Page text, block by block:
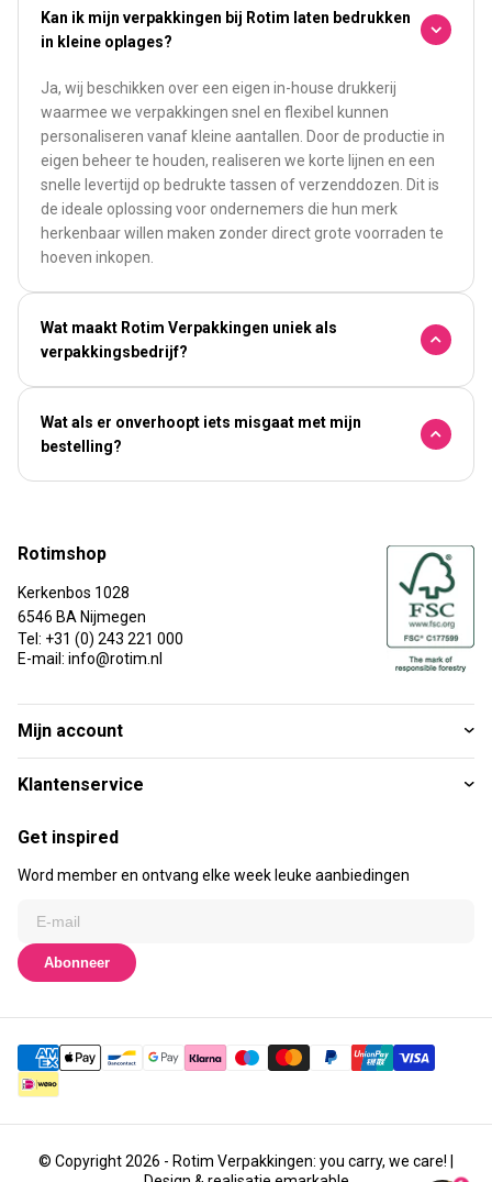
Kan ik mijn verpakkingen bij Rotim laten bedrukken
in kleine oplages?
Ja, wij beschikken over een eigen in-house drukkerij
waarmee we verpakkingen snel en flexibel kunnen
personaliseren vanaf kleine aantallen. Door de productie in
eigen beheer te houden, realiseren we korte lijnen en een
snelle levertijd op bedrukte tassen of verzenddozen. Dit is
de ideale oplossing voor ondernemers die hun merk
herkenbaar willen maken zonder direct grote voorraden te
hoeven inkopen.
Wat maakt Rotim Verpakkingen uniek als
verpakkingsbedrijf?
Wat als er onverhoopt iets misgaat met mijn
bestelling?
Rotimshop
Kerkenbos 1028
6546 BA Nijmegen
Tel: +31 (0) 243 221 000
E-mail: info@rotim.nl
Mijn account
Klantenservice
Get inspired
Word member en ontvang elke week leuke aanbiedingen
Abonneer
© Copyright 2026 - Rotim Verpakkingen: you carry, we care! |